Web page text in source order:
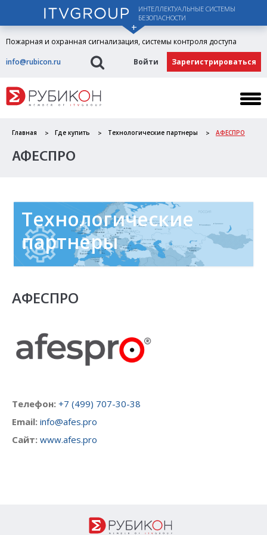
ИНТЕЛЛЕКТУАЛЬНЫЕ СИСТЕМЫ
БЕЗОПАСНОСТИ
Пожарная и охранная сигнализация, системы контроля доступа
info@rubicon.ru
Войти Зарегистрироваться
Главная Где купить Технологические партнеры АФЕСПРО
АФЕСПРО
Технологические
партнеры
АФЕСПРО
Tелефон: +7 (499) 707-30-38
Email: info@afes.pro
Сайт: www.afes.pro